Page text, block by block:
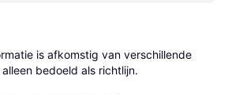
is afkomstig van verschillende
bedoeld als richtlijn.